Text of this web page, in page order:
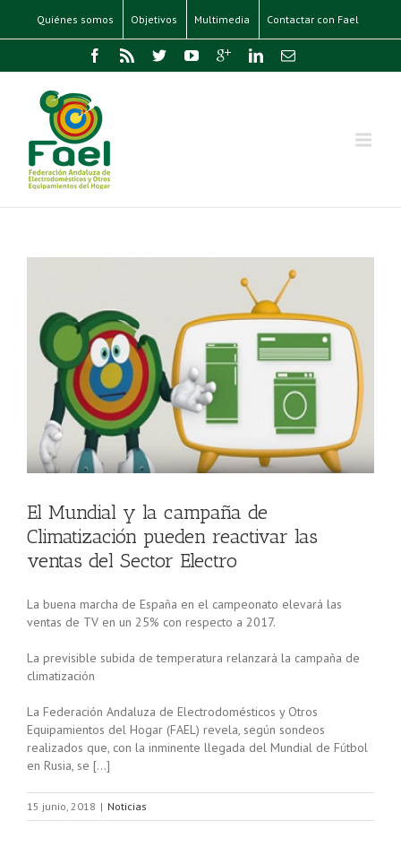
Quiénes somos Objetivos Multimedia Contactar con Fael
El Mundial y la campaña de
Climatización pueden reactivar las
ventas del Sector Electro
La buena marcha de España en el campeonato elevará las
ventas de TV en un 25% con respecto a 2017.
La previsible subida de temperatura relanzará la campaña de
climatización
La Federación Andaluza de Electrodomésticos y Otros
Equipamientos del Hogar (FAEL) revela, según sondeos
realizados que, con la inminente llegada del Mundial de Fútbol
en Rusia, se […]
15 junio, 2018 | Noticias